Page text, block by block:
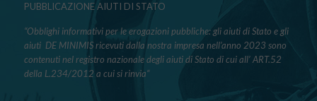
PUBBLICAZIONE AIUTI DI STATO
“Obblighi informativi per le erogazioni pubbliche: gli aiuti di Stato e gli
aiuti DE MINIMIS ricevuti dalla nostra impresa nell’anno 2023 sono
contenuti nel registro nazionale degli aiuti di Stato di cui all’ ART.52
della L.234/2012 a cui si rinvia“